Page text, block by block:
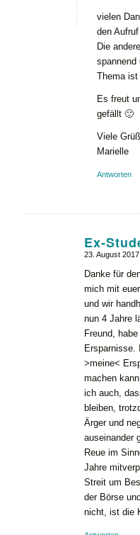
vielen
den
Die
spannend
Thema ist
Es freut
gefällt 🙂
Viele
Marielle
Antworten
Ex-
sagte:
23. August
Danke für
mich mit
und wir
nun 4 Jahre
Freund,
Ersparnisse.
>meine<
machen
ich auch,
bleiben,
Ärger und
auseinander
Reue im
Jahre
Streit um
der Börse
nicht, ist die